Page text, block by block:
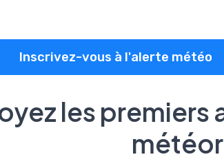
Inscrivez-vous à l'alerte météo
les premiers